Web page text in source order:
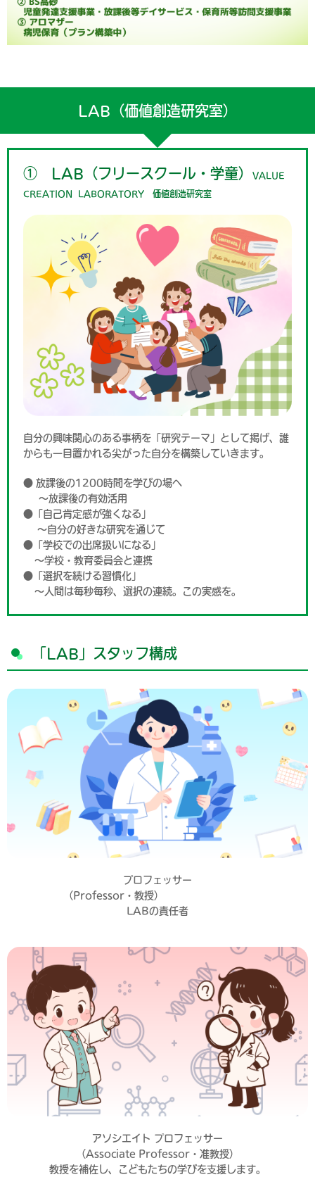
LAB（価値創造研究室）
① LAB（フリースクール・学童） VALUE
CREATION LABORATORY 価値創造研究室
自分の興味関心のある事柄を「研究テーマ」として掲げ、誰
からも一目置かれる尖がった自分を構築していきます。
● 放課後の1200時間を学びの場へ
～放課後の有効活用
●「自己肯定感が強くなる」
～自分の好きな研究を通じて
●「学校での出席扱いになる」
～学校・教育委員会と連携
●「選択を続ける習慣化」
～人間は毎秒毎秒、選択の連続。この実感を。
「LAB」スタッフ構成
プロフェッサー
（Professor・教授）
LABの責任者
アソシエイト プロフェッサー
（Associate Professor・准教授）
教授を補佐し、こどもたちの学びを支援します。